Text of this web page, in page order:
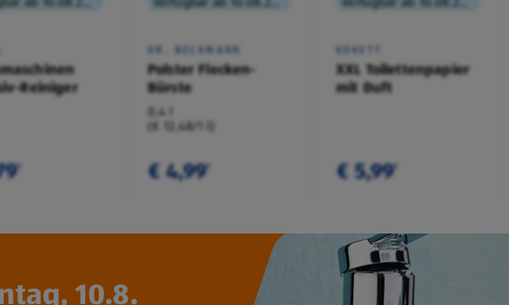
Reiniger
¹
DR. BECKMANN
Polster Flecken-
Bürste
0,4 l
(€ 12,48/1 l)
€ 4,99¹
KOKETT
XXL Toilettenpapier
mit Duft
€ 5,99¹
10.8.